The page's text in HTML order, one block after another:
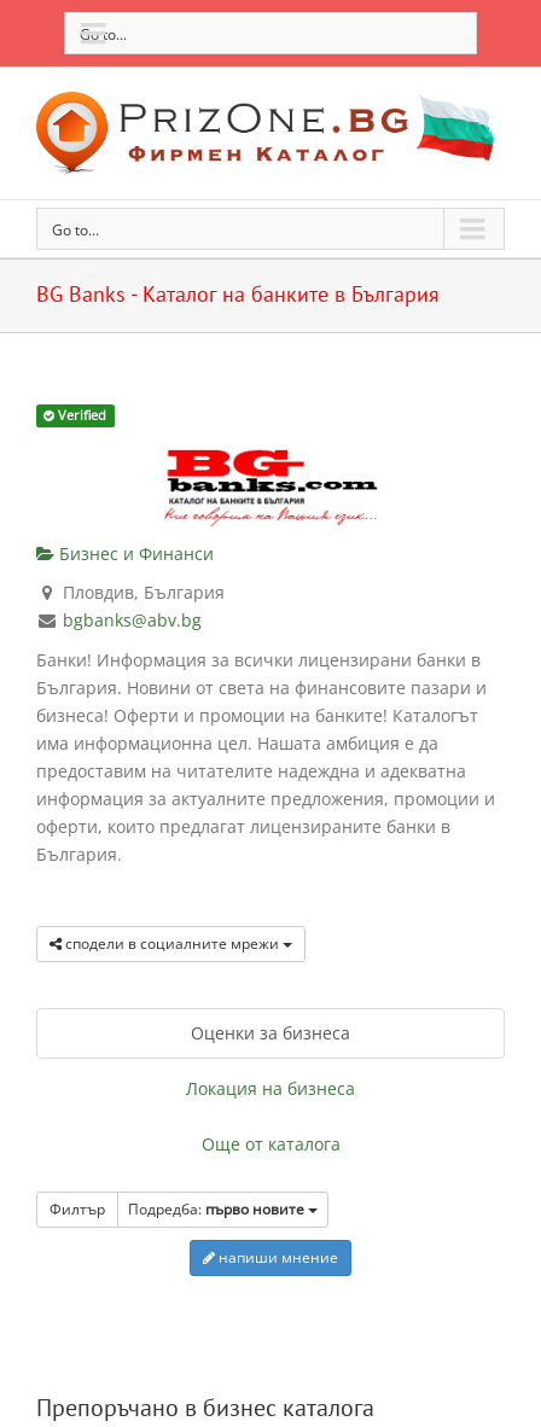
Go to...
Go to...
BG Banks - Каталог на банките в България
Verified
Бизнес и Финанси
Пловдив, България
bgbanks@abv.bg
Банки! Информация за всички лицензирани банки в
България. Новини от света на финансовите пазари и
бизнеса! Оферти и промоции на банките! Каталогът
има информационна цел. Нашата амбиция е да
предоставим на читателите надеждна и адекватна
информация за актуалните предложения, промоции и
оферти, които предлагат лицензираните банки в
България.
сподели в социалните мрежи
Оценки за бизнеса
Локация на бизнеса
Още от каталога
Филтър Подредба: първо новите
напиши мнение
Препоръчано в бизнес каталога